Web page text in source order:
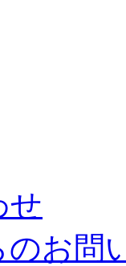
せ
のお問